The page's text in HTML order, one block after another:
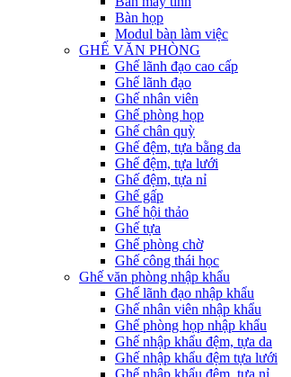
Bàn họp
Modul bàn làm việc
GHẾ VĂN PHÒNG
Ghế lãnh đạo cao cấp
Ghế lãnh đạo
Ghế nhân viên
Ghế phòng họp
Ghế chân quỳ
Ghế đệm, tựa bằng da
Ghế đệm, tựa lưới
Ghế đệm, tựa nỉ
Ghế gấp
Ghế hội thảo
Ghế tựa
Ghế phòng chờ
Ghế công thái học
Ghế văn phòng nhập khẩu
Ghế lãnh đạo nhập khẩu
Ghế nhân viên nhập khẩu
Ghế phòng họp nhập khẩu
Ghế nhập khẩu đệm, tựa da
Ghế nhập khẩu đệm tựa lưới
Ghế nhập khẩu đệm, tựa nỉ